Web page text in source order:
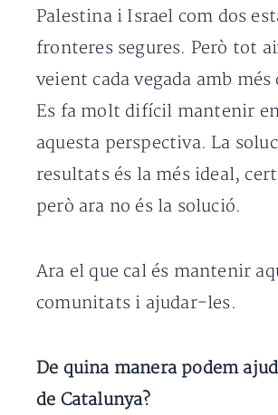
Palestina i Israel com dos
fronteres segures. Però tot
veient cada vegada amb
Es fa molt difícil mantenir
aquesta perspectiva. La
resultats és la més ideal,
però ara no és la solució.
Ara el que cal és mantenir
comunitats i ajudar-les.
De quina manera podem
de Catalunya?